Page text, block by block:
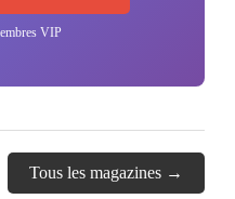
VIP
Tous les magazines →